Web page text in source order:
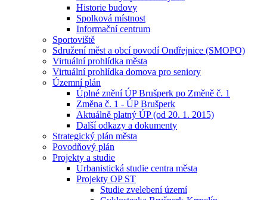
Historie budovy
Spolková místnost
Informační centrum
Sportoviště
Sdružení měst a obcí povodí Ondřejnice (SMOPO)
Virtuální prohlídka města
Virtuální prohlídka domova pro seniory
Územní plán
Úplné znění ÚP Brušperk po Změně č. 1
Změna č. 1 - ÚP Brušperk
Aktuálně platný ÚP (od 20. 1. 2015)
Další odkazy a dokumenty
Strategický plán města
Povodňový plán
Projekty a studie
Urbanistická studie centra města
Projekty OP ST
Studie zvelebení území